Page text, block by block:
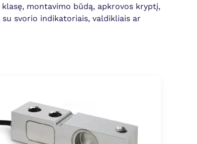
montavimo būdą, apkrovos kryptį,
su svorio indikatoriais, valdikliais ar